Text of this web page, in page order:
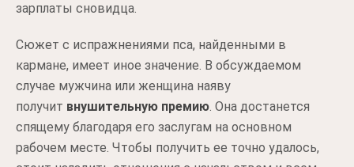
зарплаты сновидца.
Сюжет с испражнениями пса, найденными в
кармане, имеет иное значение. В обсуждаемом
случае мужчина или женщина наяву
получит внушительную премию. Она достанется
спящему благодаря его заслугам на основном
рабочем месте. Чтобы получить ее точно удалось,